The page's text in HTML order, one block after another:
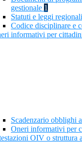
gestionale 1
Statuti e leggi regionali
Codice disciplinare e
informativi per
Scadenzario obblighi
Oneri informativi per
OIV o struttura